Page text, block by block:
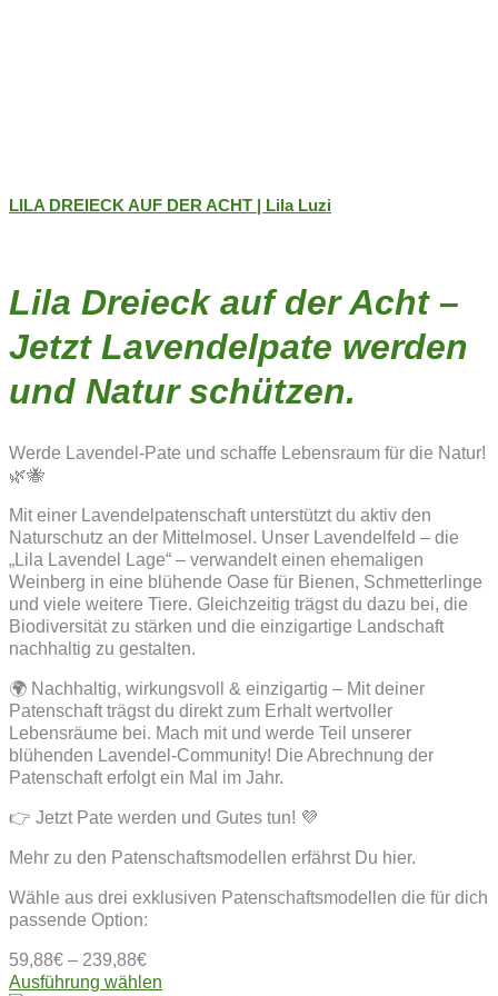
LILA DREIECK AUF DER ACHT | Lila Luzi
Lila Dreieck auf der Acht –
Jetzt Lavendelpate werden
und Natur schützen.
Werde Lavendel-Pate und schaffe Lebensraum für die Natur!
🌿🐝
Mit einer Lavendelpatenschaft unterstützt du aktiv den
Naturschutz an der Mittelmosel. Unser Lavendelfeld – die
„Lila Lavendel Lage“ – verwandelt einen ehemaligen
Weinberg in eine blühende Oase für Bienen, Schmetterlinge
und viele weitere Tiere. Gleichzeitig trägst du dazu bei, die
Biodiversität zu stärken und die einzigartige Landschaft
nachhaltig zu gestalten.
🌍 Nachhaltig, wirkungsvoll & einzigartig – Mit deiner
Patenschaft trägst du direkt zum Erhalt wertvoller
Lebensräume bei. Mach mit und werde Teil unserer
blühenden Lavendel-Community! Die Abrechnung der
Patenschaft erfolgt ein Mal im Jahr.
👉 Jetzt Pate werden und Gutes tun! 💜
Mehr zu den Patenschaftsmodellen erfährst Du hier.
Wähle aus drei exklusiven Patenschaftsmodellen die für dich
passende Option:
59,88€ – 239,88€
Ausführung wählen